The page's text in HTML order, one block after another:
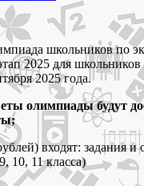
школьников по
2025 для
2025 года.
олимпиады будут
входят: задания и
10, 11 класса)